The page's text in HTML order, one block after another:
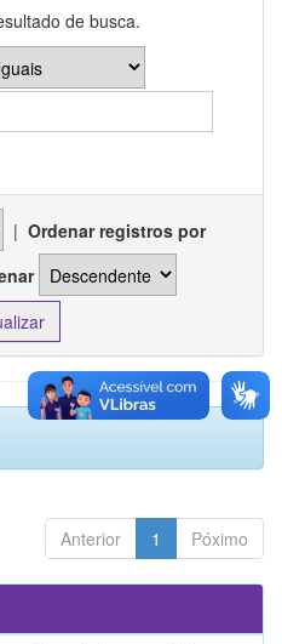
de busca.
| Ordenar registros por
Anterior 1 Póximo